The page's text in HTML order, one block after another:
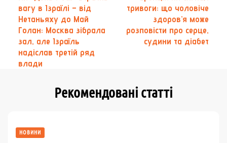
по
запису
вагу в Ізраїлі – від
Нетаньяху до Май
Голан: Москва зібрала
зал, але Ізраїль
надіслав третій ряд
влади
тривоги: що чоловіче
здоров’я може
розповісти про серце,
судини та діабет
Рекомендовані статті
НОВИНИ